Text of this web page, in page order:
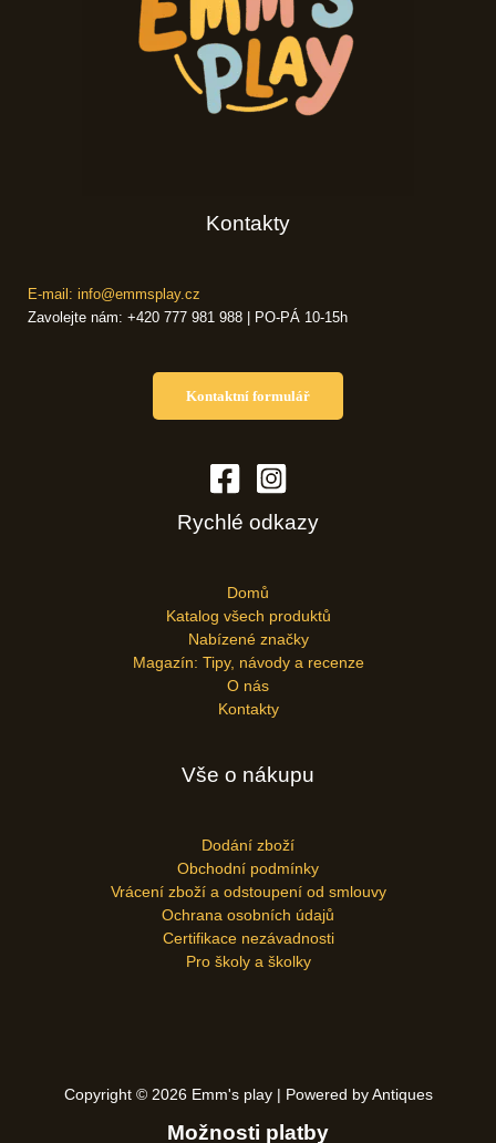
Kontakty
E-mail: info@emmsplay.cz
Zavolejte nám: +420 777 981 988 | PO-PÁ 10-15h
Kontaktní formulář
Rychlé odkazy
Domů
Katalog všech produktů
Nabízené značky
Magazín: Tipy, návody a recenze
O nás
Kontakty
Vše o nákupu
Dodání zboží
Obchodní podmínky
Vrácení zboží a odstoupení od smlouvy
Ochrana osobních údajů
Certifikace nezávadnosti
Pro školy a školky
Copyright © 2026 Emm's play | Powered by Antiques
Možnosti platby